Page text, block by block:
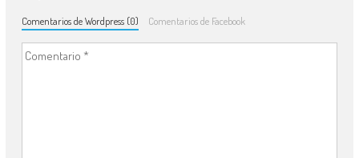
Comentarios de Wordpress (0) Comentarios de Facebook